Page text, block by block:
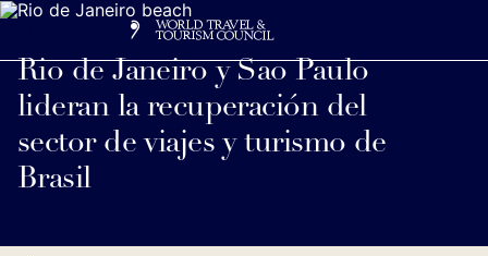
Logo
Rio de Janeiro y Sao Paulo
lideran la recuperación del
sector de viajes y turismo de
Brasil
Ver nota de prensa completa debajo.